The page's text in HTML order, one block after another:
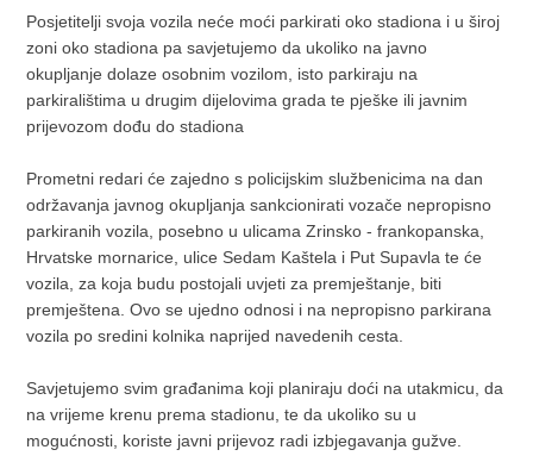
Posjetitelji svoja vozila neće moći parkirati oko stadiona i u široj
zoni oko stadiona pa savjetujemo da ukoliko na javno
okupljanje dolaze osobnim vozilom, isto parkiraju na
parkiralištima u drugim dijelovima grada te pješke ili javnim
prijevozom dođu do stadiona
Prometni redari će zajedno s policijskim službenicima na dan
održavanja javnog okupljanja sankcionirati vozače nepropisno
parkiranih vozila, posebno u ulicama Zrinsko - frankopanska,
Hrvatske mornarice, ulice Sedam Kaštela i Put Supavla te će
vozila, za koja budu postojali uvjeti za premještanje, biti
premještena. Ovo se ujedno odnosi i na nepropisno parkirana
vozila po sredini kolnika naprijed navedenih cesta.
Savjetujemo svim građanima koji planiraju doći na utakmicu, da
na vrijeme krenu prema stadionu, te da ukoliko su u
mogućnosti, koriste javni prijevoz radi izbjegavanja gužve.